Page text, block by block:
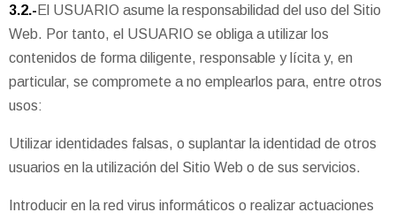
3.2.- El USUARIO asume la responsabilidad del uso del Sitio
Web. Por tanto, el USUARIO se obliga a utilizar los
contenidos de forma diligente, responsable y lícita y, en
particular, se compromete a no emplearlos para, entre otros
usos:
Utilizar identidades falsas, o suplantar la identidad de otros
usuarios en la utilización del Sitio Web o de sus servicios.
Introducir en la red virus informáticos o realizar actuaciones